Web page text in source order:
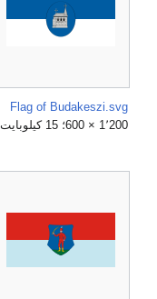
Flag of Budakeszi.svg
1٬200 × 600؛ 15 كيلوبايت